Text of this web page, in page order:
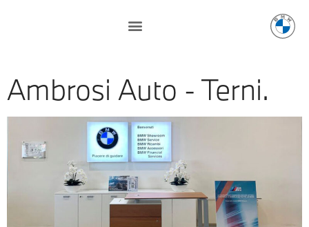
Ambrosi Auto - Terni.